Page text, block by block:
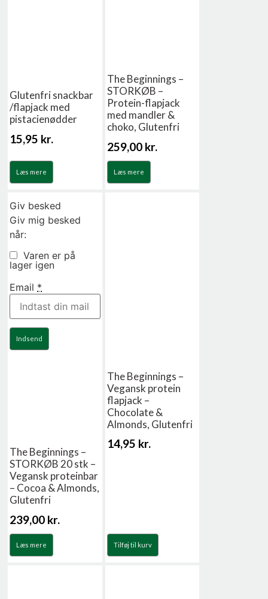
Glutenfri snackbar
/flapjack med
pistacienødder
15,95 kr.
Læs mere
The Beginnings –
STORKØB –
Protein-flapjack
med mandler &
choko, Glutenfri
259,00 kr.
Læs mere
Giv besked
Giv mig besked
når:
Varen er på
lager igen
Email *
Indsend
The Beginnings –
STORKØB 20 stk –
Vegansk proteinbar
– Cocoa & Almonds,
Glutenfri
239,00 kr.
Læs mere
The Beginnings –
Vegansk protein
flapjack –
Chocolate &
Almonds, Glutenfri
14,95 kr.
Tilføj til kurv